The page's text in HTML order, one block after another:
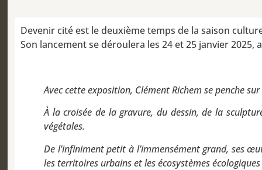
Devenir cité est le deuxième temps de la saison
Son lancement se déroulera les 24 et 25 janvier
Avec cette exposition, Clément Richem se penche
À la croisée de la gravure, du dessin, de la
végétales.
De l’infiniment petit à l’immensément grand, ses
les territoires urbains et les écosystèmes